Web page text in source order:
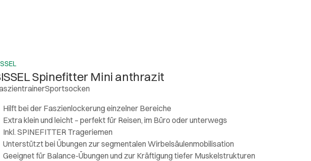
Spinefitter Mini anthrazit
Hilft bei der Faszienlockerung einzelner Bereiche
Extra klein und leicht – perfekt für Reisen, im Büro oder unterwegs
Inkl. SPINEFITTER Trageriemen
Unterstützt bei Übungen zur segmentalen Wirbelsäulenmobilisation
Geeignet für Balance-Übungen und zur Kräftigung tiefer Muskelstrukturen